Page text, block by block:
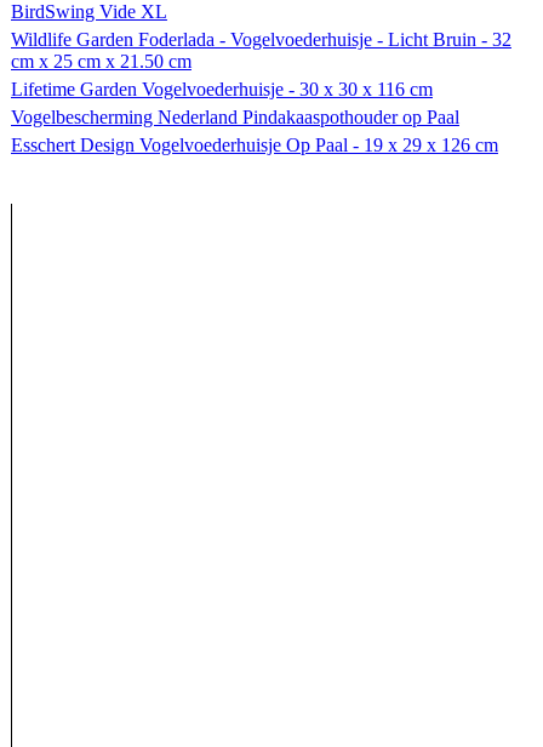
BirdSwing Vide XL
Wildlife Garden Foderlada - Vogelvoederhuisje - Licht Bruin - 32
cm x 25 cm x 21.50 cm
Lifetime Garden Vogelvoederhuisje - 30 x 30 x 116 cm
Vogelbescherming Nederland Pindakaaspothouder op Paal
Esschert Design Vogelvoederhuisje Op Paal - 19 x 29 x 126 cm